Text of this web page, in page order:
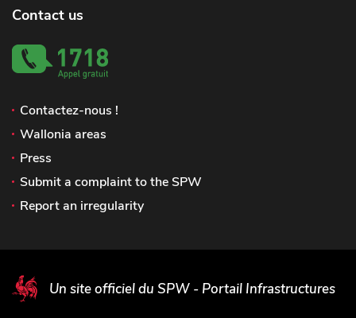
Contact us
Contactez-nous !
Wallonia areas
Press
Submit a complaint to the SPW
Report an irregularity
Un site officiel du SPW - Portail Infrastructures